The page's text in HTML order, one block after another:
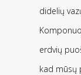
didelių
erdvių
kad mūsų